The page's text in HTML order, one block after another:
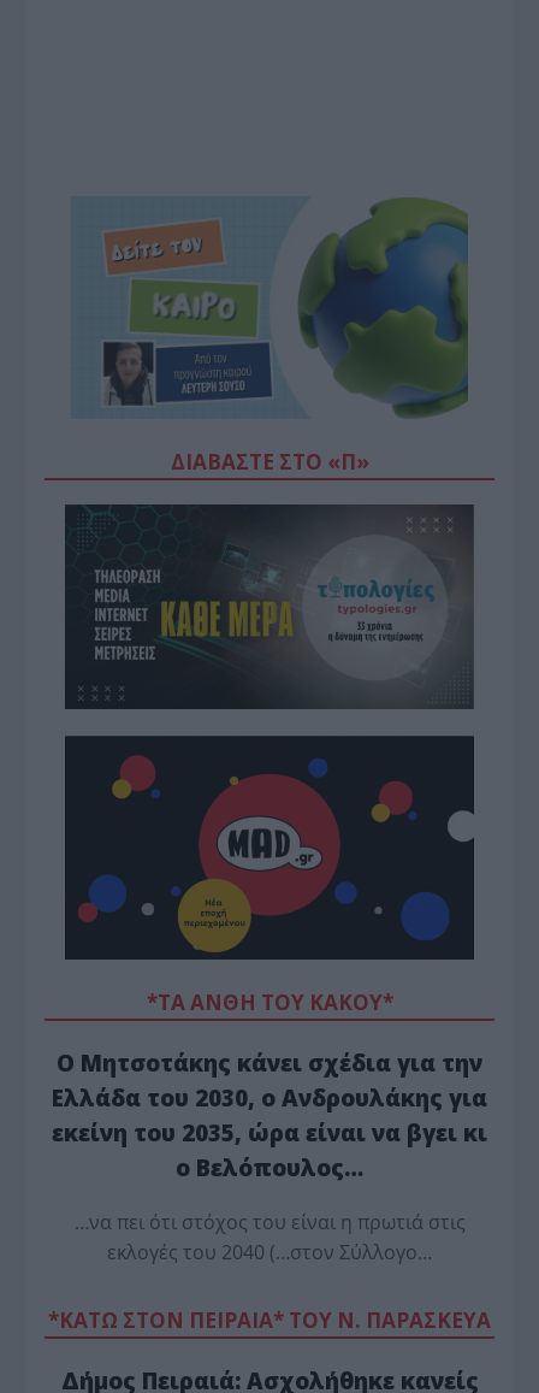
ΔΙΑΒΆΣΤΕ ΣΤΟ «Π»
*ΤΑ ΆΝΘΗ ΤΟΥ ΚΑΚΟΎ*
Ο Μητσοτάκης κάνει σχέδια για την
Ελλάδα του 2030, ο Ανδρουλάκης για
εκείνη του 2035, ώρα είναι να βγει κι
ο Βελόπουλος…
…να πει ότι στόχος του είναι η πρωτιά στις
εκλογές του 2040 (…στον Σύλλογο…
*ΚΑΤΩ ΣΤΟΝ ΠΕΙΡΑΙΑ* ΤΟΥ Ν. ΠΑΡΑΣΚΕΥΑ
Δήμος Πειραιά: Ασχολήθηκε κανείς